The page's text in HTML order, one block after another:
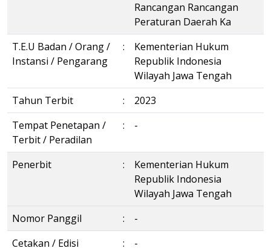
Rancangan Rancangan
Peraturan Daerah Ka
T.E.U Badan / Orang /
Instansi / Pengarang
:
Kementerian Hukum
Republik Indonesia
Wilayah Jawa Tengah
Tahun Terbit
:
2023
Tempat Penetapan /
Terbit / Peradilan
: -
Penerbit :
Kementerian Hukum
Republik Indonesia
Wilayah Jawa Tengah
Nomor Panggil
:
-
Cetakan / Edisi
:
-